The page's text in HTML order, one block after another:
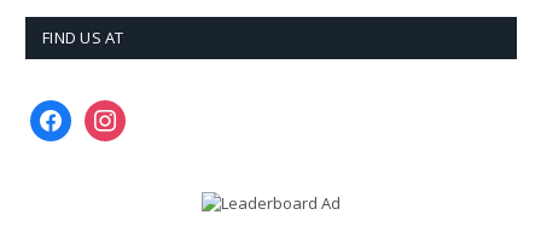
FIND US AT
facebookinstagram